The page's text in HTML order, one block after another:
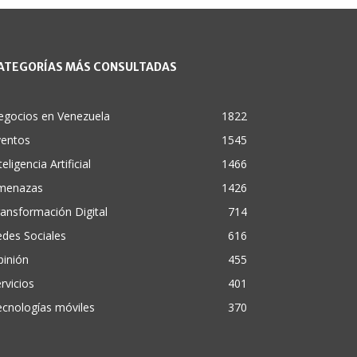
MÁS CONSULTADAS
en Venezuela
1822
1545
Artificial
1466
1426
Digital
714
Sociales
616
455
401
móviles
370